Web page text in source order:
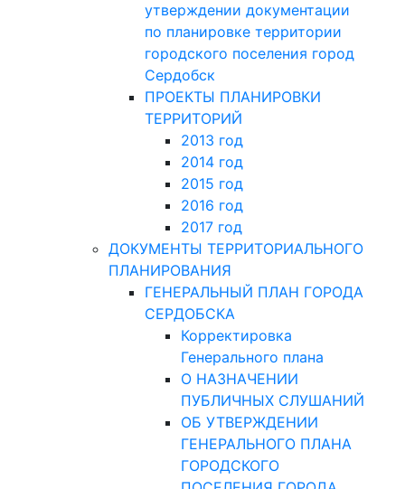
утверждении документации
по планировке территории
городского поселения город
Сердобск
ПРОЕКТЫ ПЛАНИРОВКИ
ТЕРРИТОРИЙ
2013 год
2014 год
2015 год
2016 год
2017 год
ДОКУМЕНТЫ ТЕРРИТОРИАЛЬНОГО
ПЛАНИРОВАНИЯ
ГЕНЕРАЛЬНЫЙ ПЛАН ГОРОДА
СЕРДОБСКА
Корректировка
Генерального плана
О НАЗНАЧЕНИИ
ПУБЛИЧНЫХ СЛУШАНИЙ
ОБ УТВЕРЖДЕНИИ
ГЕНЕРАЛЬНОГО ПЛАНА
ГОРОДСКОГО